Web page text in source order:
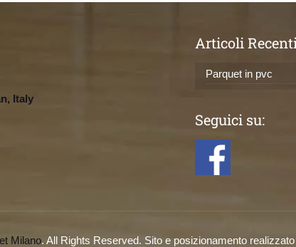
Italy
Articoli
Parquet in pvc
Seguici su:
Milano. All Rights Reserved. Sito e posizionamento realizzato